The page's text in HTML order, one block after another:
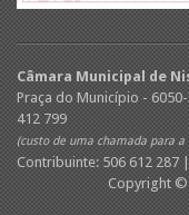
Câmara Municipal de
Praça do Município -
412 799
(custo de uma chamada para
Contribuinte: 506 612 287
Copyright ©